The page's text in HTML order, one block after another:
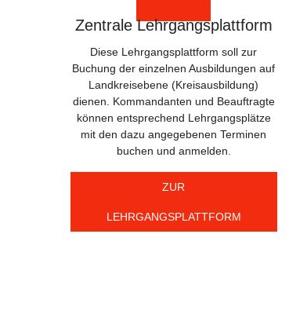
Zentrale Lehrgangsplattform
Diese Lehrgangsplattform soll zur
Buchung der einzelnen Ausbildungen auf
Landkreisebene (Kreisausbildung)
dienen. Kommandanten und Beauftragte
können entsprechend Lehrgangsplätze
mit den dazu angegebenen Terminen
buchen und anmelden.
ZUR
LEHRGANGSPLATTFORM